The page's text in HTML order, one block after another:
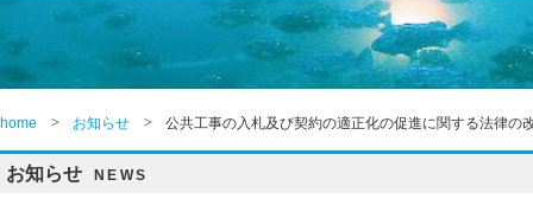
home お知らせ 公共工事の入札及び契約の適正化の促進に関する法律
お知らせ NEWS